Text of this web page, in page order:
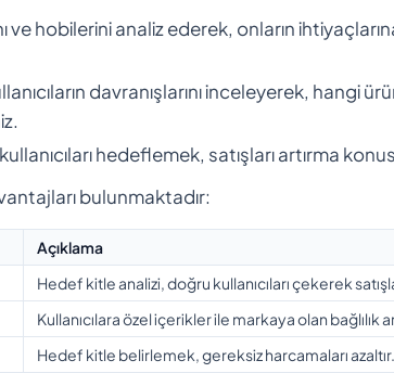
ve hobilerini analiz ederek, onların
davranışlarını inceleyerek, hangi
hedeflemek, satışları artırma
bulunmaktadır:
Açıklama
Hedef kitle analizi, doğru kullanıcıları çekerek
Kullanıcılara özel içerikler ile markaya olan bağlılık
Hedef kitle belirlemek, gereksiz harcamaları azaltır.